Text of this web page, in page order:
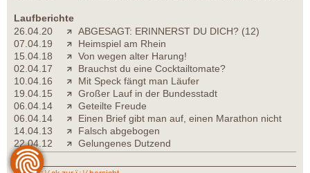
Laufberichte
26.04.20
ABGESAGT: ERINNERST DU DICH? (12)
07.04.19
Heimspiel am Rhein
15.04.18
Von wegen alter Harung!
02.04.17
Brauchst du eine Cocktailtomate?
10.04.16
Mit Speck fängt man Läufer
19.04.15
Großer Lauf in der Bundesstadt
06.04.14
Geteilte Freude
06.04.14
Einen Brief gibt man auf, einen Marathon nicht
14.04.13
Falsch abgebogen
22.04.12
Gelungenes Dutzend